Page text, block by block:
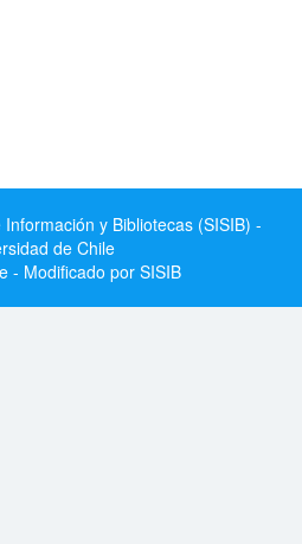
y Bibliotecas (SISIB) -
de Chile
- Modificado por SISIB